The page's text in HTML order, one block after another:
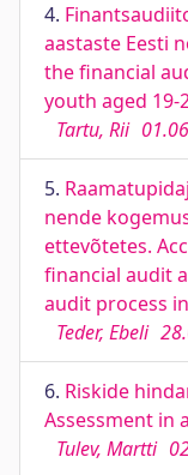
4.
aastaste Eesti
the financial
youth aged 19-
Tartu, Rii
5.
nende
ettevõtetes.
financial audit
audit process
Teder, Ebeli
6. Riskide
Assessment in
Tulev, Martti